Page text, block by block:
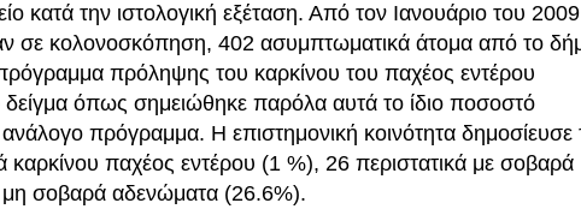
κατά την ιστολογική εξέταση. Από τον Ιανουάριο του 2009
σε κολονοσκόπηση, 402 ασυμπτωματικά άτομα από το
πρόληψης του καρκίνου του παχέος εντέρου
όπως σημειώθηκε παρόλα αυτά το ίδιο ποσοστό
πρόγραμμα. Η επιστημονική κοινότητα δημοσίευσε
καρκίνου παχέος εντέρου (1 %), 26 περιστατικά με σοβαρά
μη σοβαρά αδενώματα (26.6%).